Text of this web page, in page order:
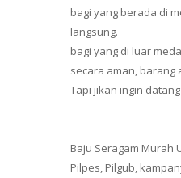
bagi yang berada di
langsung.
bagi yang di luar
secara aman, barang
Tapi jikan ingin
Baju Seragam Murah
Pilpes, Pilgub,